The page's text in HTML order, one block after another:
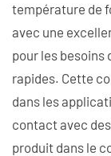
température de
avec une
pour les
rapides. Cette
dans les
contact avec
produit dans le